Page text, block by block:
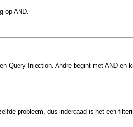
op AND.
Query Injection. Andre begint met AND en
probleem, dus inderdaad is het een